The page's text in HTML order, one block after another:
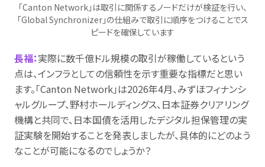
「Canton Network」は取引に関係するノードだけが検証を行い、
「Global Synchronizer」の仕組みで取引に順序をつけることでス
ピードを確保しています
長福：実際に数千億ドル規模の取引が稼働しているという
点は、インフラとしての信頼性を示す重要な指標だと思い
ます。「Canton Network」は2026年4月、みずほフィナンシ
ャルグループ、野村ホールディングス、日本証券クリアリング
機構と共同で、日本国債を活用したデジタル担保管理の実
証実験を開始することを発表しましたが、具体的にどのよう
なことが可能になるのでしょうか？